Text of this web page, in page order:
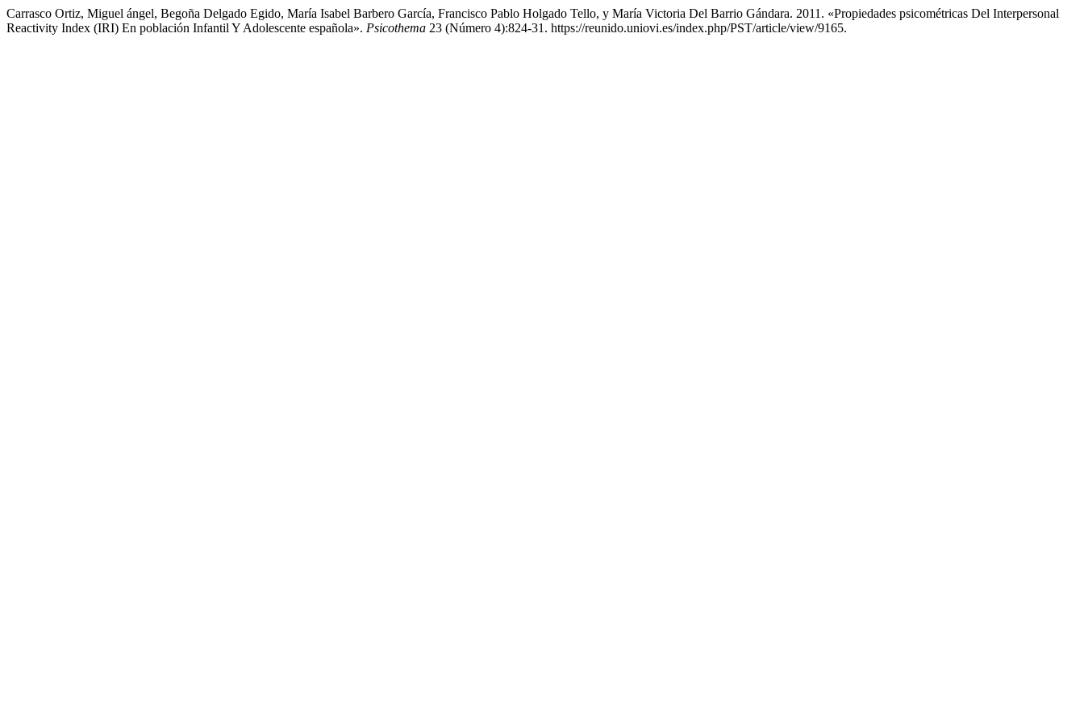
Carrasco Ortiz, Miguel ángel, Begoña Delgado Egido, María Isabel Barbero García, Francisco Pablo Holgado Tello, y María Victoria Del Barrio Gándara. 2011. «Propiedades psicométricas Del Interpersonal
Reactivity Index (IRI) En población Infantil Y Adolescente española». Psicothema 23 (Número 4):824-31. https://reunido.uniovi.es/index.php/PST/article/view/9165.